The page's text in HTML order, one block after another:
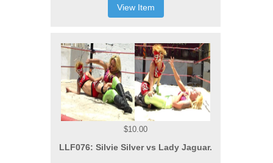
View Item
$10.00
LLF076: Silvie Silver vs Lady Jaguar.